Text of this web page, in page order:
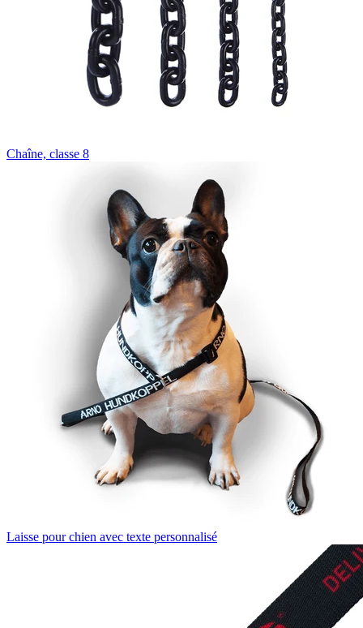
Chaîne, classe 8
Laisse pour chien avec texte personnalisé